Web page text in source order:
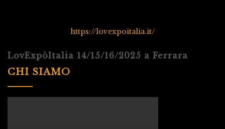
https://lovexpoitalia.it/
LovExpòItalia 14/15/16/2025 a Ferrara
CHI SIAMO